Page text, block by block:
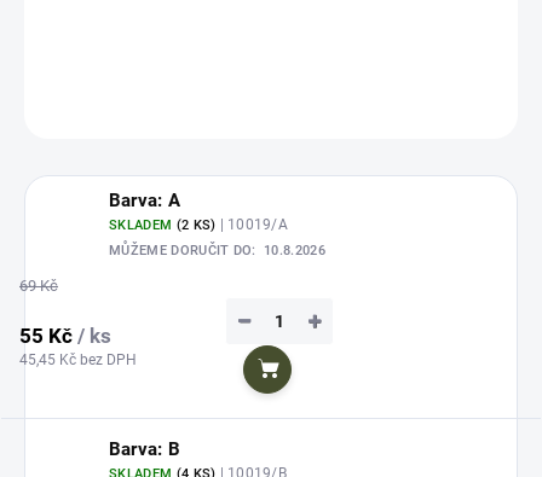
Barva: A
SKLADEM (2 KS) | 10019/A
MŮŽEME DORUČIT DO: 10.8.2026
69 Kč
55 Kč / ks
45,45 Kč bez DPH
+
−
Do košíku
Barva: B